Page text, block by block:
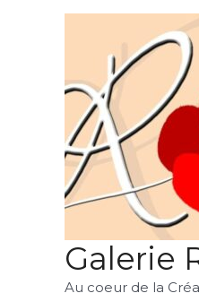
Galerie
Au coeur de la